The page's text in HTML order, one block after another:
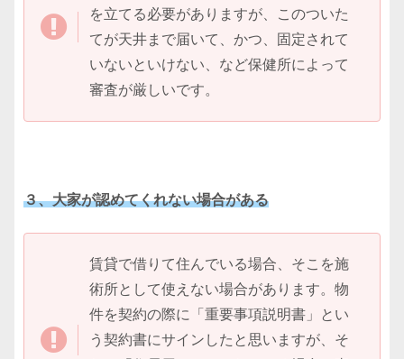
を立てる必要がありますが、このついた
てが天井まで届いて、かつ、固定されて
いないといけない、など保健所によって
審査が厳しいです。
３、大家が認めてくれない場合がある
賃貸で借りて住んでいる場合、そこを施
術所として使えない場合があります。物
件を契約の際に「重要事項説明書」とい
う契約書にサインしたと思いますが、そ